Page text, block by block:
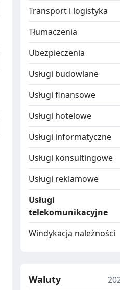
Transport i logistyka
Tłumaczenia
Ubezpieczenia
Usługi budowlane
Usługi finansowe
Usługi hotelowe
Usługi informatyczne
Usługi konsultingowe
Usługi reklamowe
Usługi
telekomunikacyjne
Windykacja należności
Waluty